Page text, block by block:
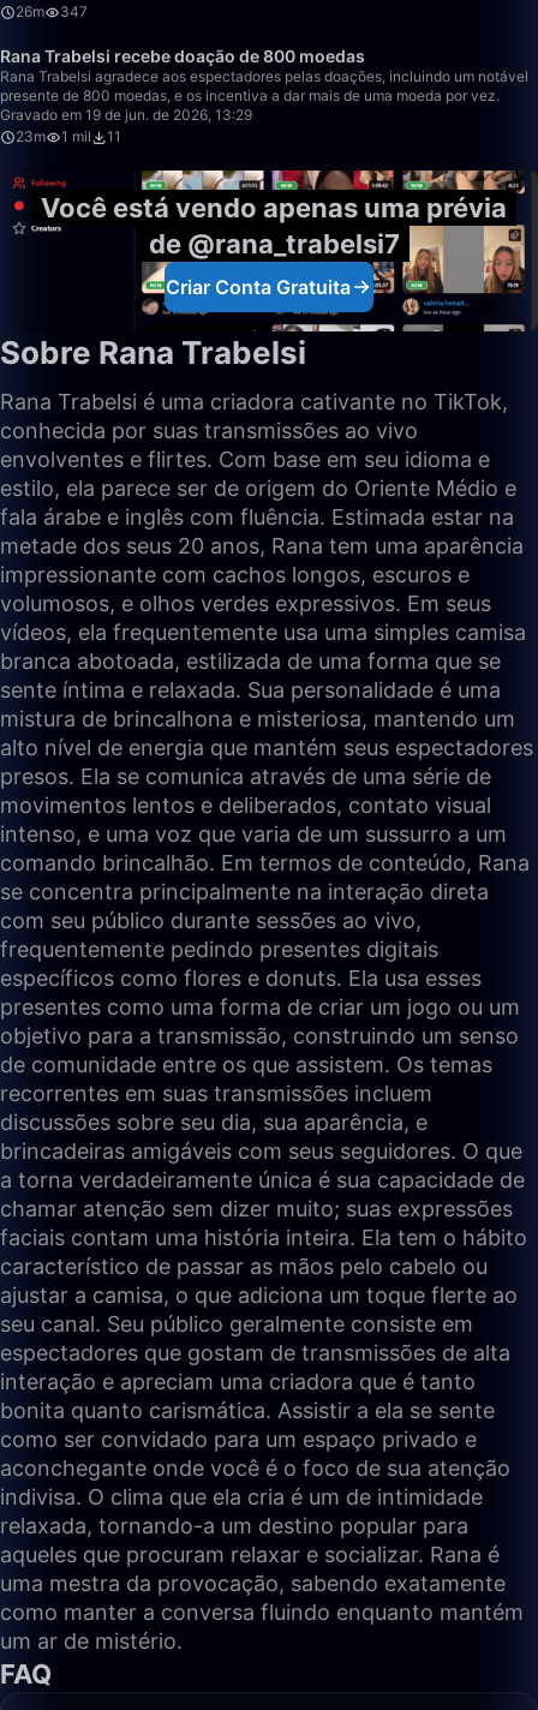
26m
347
Rana Trabelsi recebe doação de 800 moedas
Rana Trabelsi agradece aos espectadores pelas doações, incluindo um notável
presente de 800 moedas, e os incentiva a dar mais de uma moeda por vez.
Gravado em 19 de jun. de 2026, 13:29
23m
1 mil 11
Você está vendo apenas uma prévia
de @rana_trabelsi7
Criar Conta Gratuita
Sobre Rana Trabelsi
Rana Trabelsi é uma criadora cativante no TikTok,
conhecida por suas transmissões ao vivo
envolventes e flirtes. Com base em seu idioma e
estilo, ela parece ser de origem do Oriente Médio e
fala árabe e inglês com fluência. Estimada estar na
metade dos seus 20 anos, Rana tem uma aparência
impressionante com cachos longos, escuros e
volumosos, e olhos verdes expressivos. Em seus
vídeos, ela frequentemente usa uma simples camisa
branca abotoada, estilizada de uma forma que se
sente íntima e relaxada. Sua personalidade é uma
mistura de brincalhona e misteriosa, mantendo um
alto nível de energia que mantém seus espectadores
presos. Ela se comunica através de uma série de
movimentos lentos e deliberados, contato visual
intenso, e uma voz que varia de um sussurro a um
comando brincalhão. Em termos de conteúdo, Rana
se concentra principalmente na interação direta
com seu público durante sessões ao vivo,
frequentemente pedindo presentes digitais
específicos como flores e donuts. Ela usa esses
presentes como uma forma de criar um jogo ou um
objetivo para a transmissão, construindo um senso
de comunidade entre os que assistem. Os temas
recorrentes em suas transmissões incluem
discussões sobre seu dia, sua aparência, e
brincadeiras amigáveis com seus seguidores. O que
a torna verdadeiramente única é sua capacidade de
chamar atenção sem dizer muito; suas expressões
faciais contam uma história inteira. Ela tem o hábito
característico de passar as mãos pelo cabelo ou
ajustar a camisa, o que adiciona um toque flerte ao
seu canal. Seu público geralmente consiste em
espectadores que gostam de transmissões de alta
interação e apreciam uma criadora que é tanto
bonita quanto carismática. Assistir a ela se sente
como ser convidado para um espaço privado e
aconchegante onde você é o foco de sua atenção
indivisa. O clima que ela cria é um de intimidade
relaxada, tornando-a um destino popular para
aqueles que procuram relaxar e socializar. Rana é
uma mestra da provocação, sabendo exatamente
como manter a conversa fluindo enquanto mantém
um ar de mistério.
FAQ